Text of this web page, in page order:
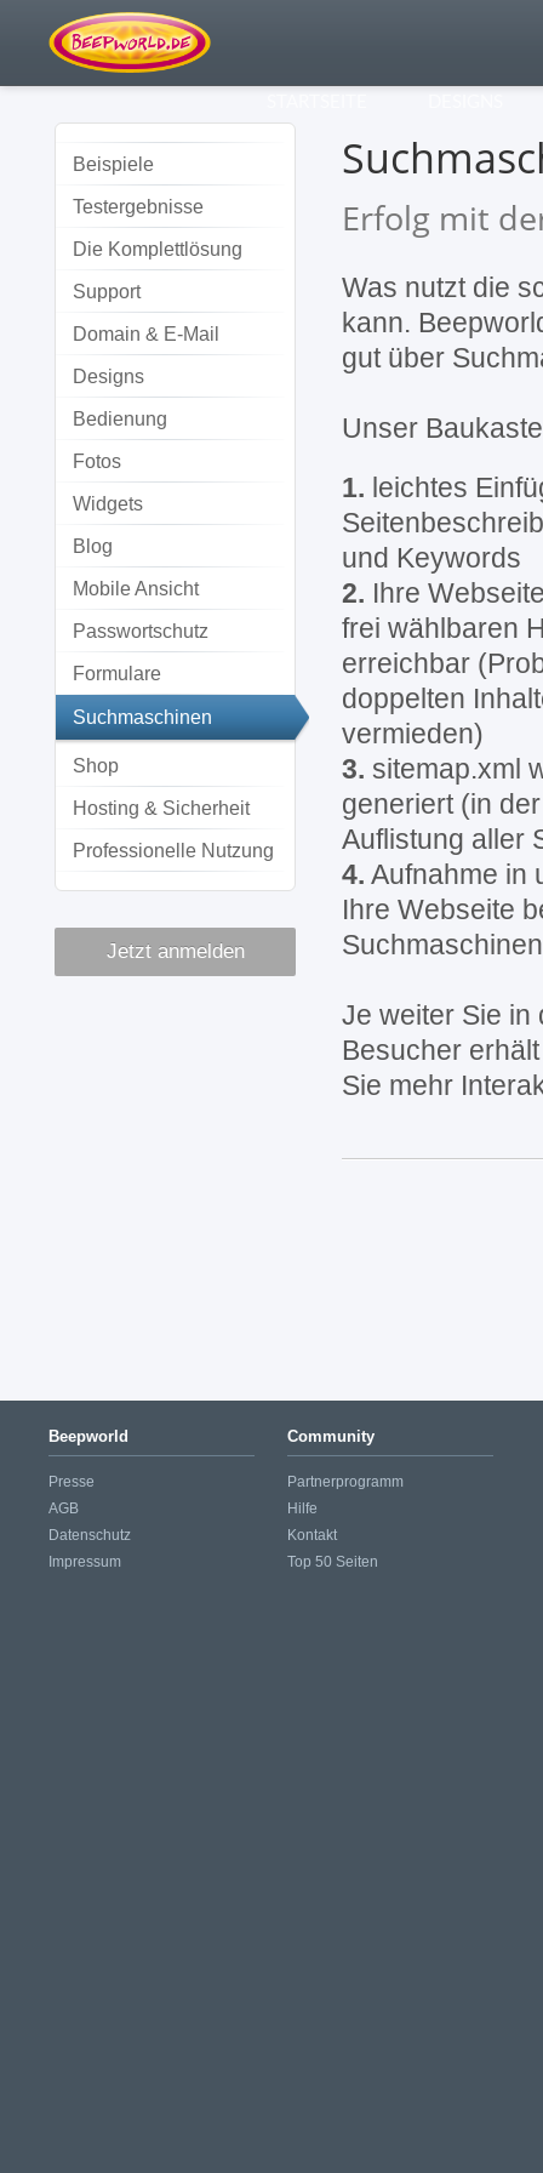
Erfolg mit
Was nutzt die
kann.
gut über
Unser
1. leichtes
und Keywords
2. Ihre
frei wählbaren
erreichbar
doppelten
vermieden)
3. sitemap.xml
generiert (in
Auflistung aller
4. Aufnahme in
Ihre Webseite
Je weiter Sie in
Besucher
Sie mehr
Beispiele
Testergebnisse
Die Komplettlösung
Support
Domain & E-Mail
Designs
Bedienung
Fotos
Widgets
Blog
Mobile Ansicht
Passwortschutz
Formulare
Suchmaschinen
Shop
Hosting & Sicherheit
Professionelle Nutzung
Jetzt anmelden
Beepworld
Presse
AGB
Datenschutz
Impressum
Community
Partnerprogramm
Hilfe
Kontakt
Top 50 Seiten